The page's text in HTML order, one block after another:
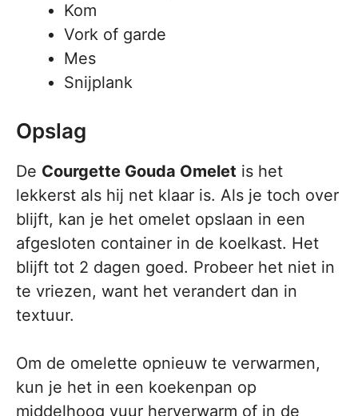
Kom
Vork of garde
Mes
Snijplank
Opslag
De Courgette Gouda Omelet is het
lekkerst als hij net klaar is. Als je toch over
blijft, kan je het omelet opslaan in een
afgesloten container in de koelkast. Het
blijft tot 2 dagen goed. Probeer het niet in
te vriezen, want het verandert dan in
textuur.
Om de omelette opnieuw te verwarmen,
kun je het in een koekenpan op
middelhoog vuur herverwarm of in de